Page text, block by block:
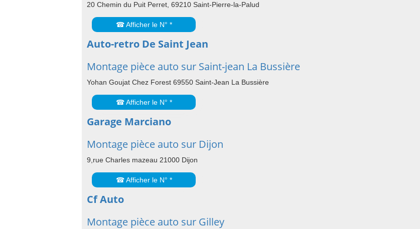
20 Chemin du Puit Perret, 69210 Saint-Pierre-la-Palud
☎ Afficher le N° *
Auto-retro De Saint Jean
Montage pièce auto sur Saint-jean La Bussière
Yohan Goujat Chez Forest 69550 Saint-Jean La Bussière
☎ Afficher le N° *
Garage Marciano
Montage pièce auto sur Dijon
9,rue Charles mazeau 21000 Dijon
☎ Afficher le N° *
Cf Auto
Montage pièce auto sur Gilley